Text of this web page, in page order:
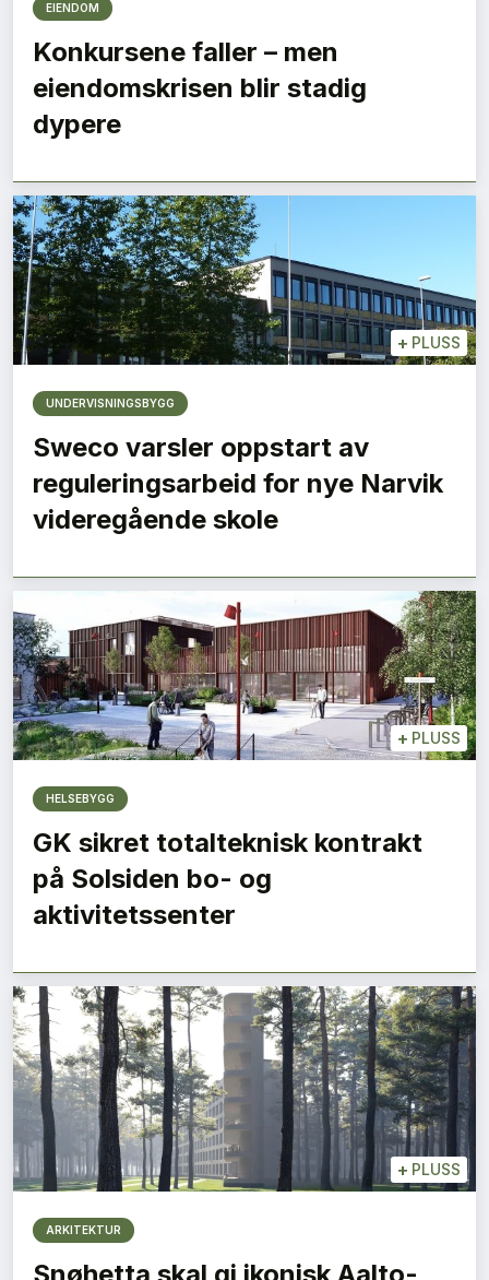
EIENDOM
Konkursene faller – men
eiendomskrisen blir stadig
dypere
+ PLUSS
UNDERVISNINGSBYGG
Sweco varsler oppstart av
reguleringsarbeid for nye Narvik
videregående skole
+ PLUSS
HELSEBYGG
GK sikret totalteknisk kontrakt
på Solsiden bo- og
aktivitetssenter
+ PLUSS
ARKITEKTUR